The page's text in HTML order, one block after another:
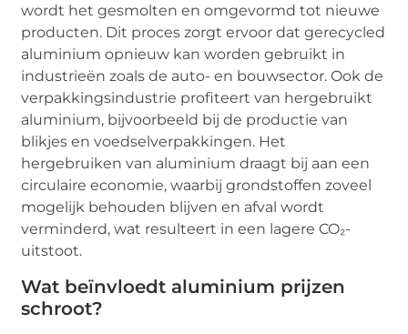
wordt het gesmolten en omgevormd tot nieuwe
producten. Dit proces zorgt ervoor dat gerecycled
aluminium opnieuw kan worden gebruikt in
industrieën zoals de auto- en bouwsector. Ook de
verpakkingsindustrie profiteert van hergebruikt
aluminium, bijvoorbeeld bij de productie van
blikjes en voedselverpakkingen. Het
hergebruiken van aluminium draagt bij aan een
circulaire economie, waarbij grondstoffen zoveel
mogelijk behouden blijven en afval wordt
verminderd, wat resulteert in een lagere CO₂-
uitstoot.
Wat beïnvloedt aluminium prijzen
schroot?